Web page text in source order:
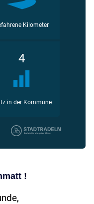
!